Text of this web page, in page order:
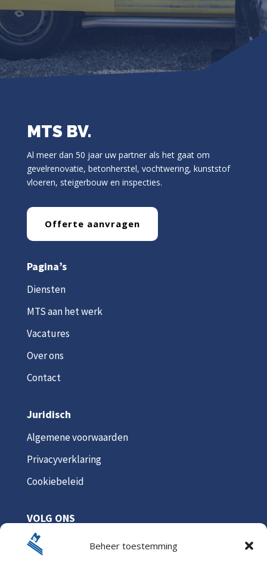
Beheer toestemming
MTS BV.
Al meer dan 50 jaar uw partner als het gaat om
gevelrenovatie, betonherstel, vochtwering, kunststof
vloeren, steigerbouw en inspecties.
Offerte aanvragen
Pagina’s
Diensten
MTS aan het werk
Vacatures
Over ons
Contact
Juridisch
Algemene voorwaarden
Privacyverklaring
Cookiebeleid
VOLG ONS